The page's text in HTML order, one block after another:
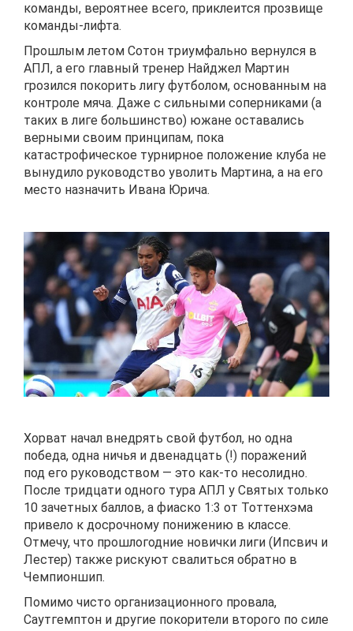
команды, вероятнее всего, приклеится прозвище
команды-лифта.
Прошлым летом Сотон триумфально вернулся в
АПЛ, а его главный тренер Найджел Мартин
грозился покорить лигу футболом, основанным на
контроле мяча. Даже с сильными соперниками (а
таких в лиге большинство) южане оставались
верными своим принципам, пока
катастрофическое турнирное положение клуба не
вынудило руководство уволить Мартина, а на его
место назначить Ивана Юрича.
Хорват начал внедрять свой футбол, но одна
победа, одна ничья и двенадцать (!) поражений
под его руководством — это как-то несолидно.
После тридцати одного тура АПЛ у Святых только
10 зачетных баллов, а фиаско 1:3 от Тоттенхэма
привело к досрочному понижению в классе.
Отмечу, что прошлогодние новички лиги (Ипсвич и
Лестер) также рискуют свалиться обратно в
Чемпионшип.
Помимо чисто организационного провала,
Саутгемптон и другие покорители второго по силе